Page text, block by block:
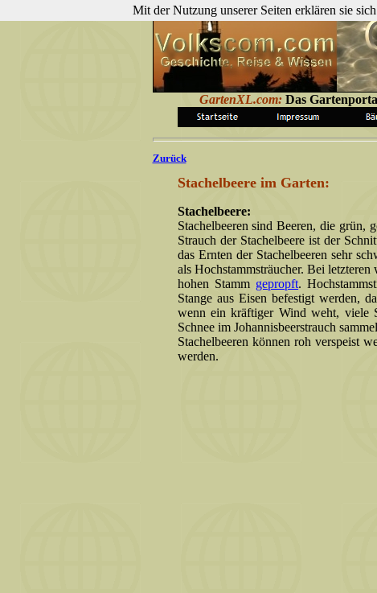
GartenXL.com: Das
Zurück
Stachelbeere im Garten:
Stachelbeere:
Stachelbeeren sind Beeren, die grün,
Strauch der Stachelbeere ist der
das Ernten der Stachelbeeren sehr
als Hochstammsträucher. Bei
hohen Stamm gepropft.
Stange aus Eisen befestigt werden,
wenn ein kräftiger Wind weht, viele
Schnee im Johannisbeerstrauch
Stachelbeeren können roh verspeist
werden.
Mit der Nutzung unserer Seiten erklären sie